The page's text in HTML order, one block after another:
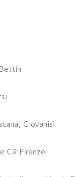
Giovanisì
CR Firenze